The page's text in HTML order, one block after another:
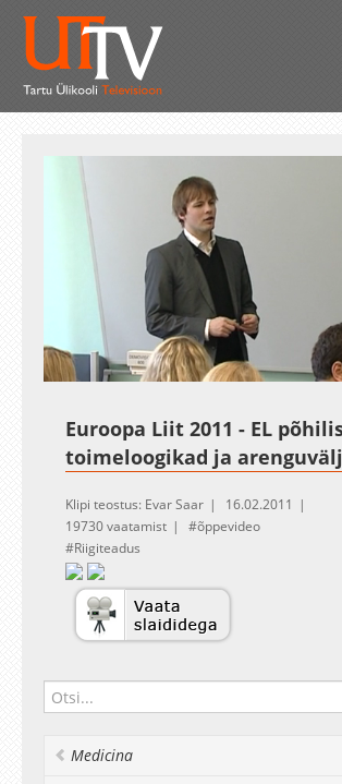
UnmuteLoaded:
2.03%
Euroopa Liit 2011 - EL
toimeloogikad ja
Klipi teostus: Evar Saar
16.02.2011
19730 vaatamist
õppevideo
Riigiteadus
Medicina